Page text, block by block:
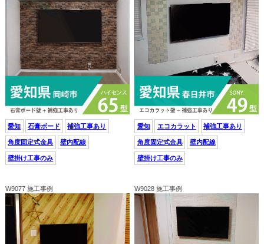
愛知 石膏ボード 補強工事あり
角度固定式金具 壁内配線
壁掛け工事のみ
愛知 エコカラット 補強工事あり
角度固定式金具 壁内配線
壁掛け工事のみ
W9077 施工事例 W9028 施工事例